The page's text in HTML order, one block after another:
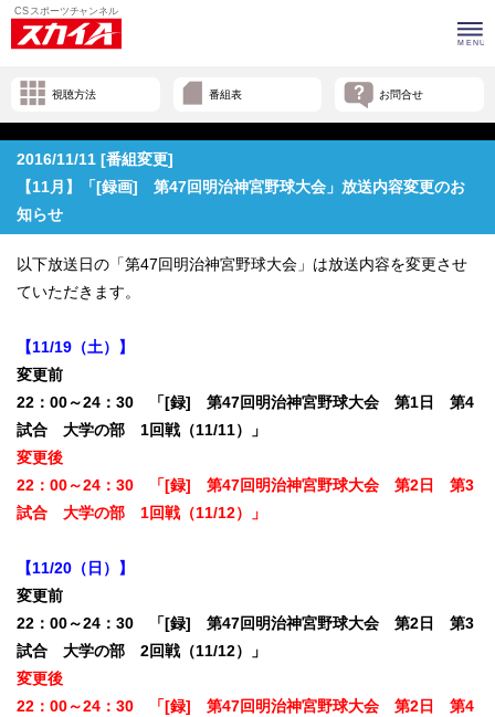
視聴方法 番組表 お問合せ
2016/11/11 [番組変更]
【11月】「[録画] 第47回明治神宮野球大会」放送内容変更のお
知らせ
以下放送日の「第47回明治神宮野球大会」は放送内容を変更させ
ていただきます。
【11/19（土）】
変更前
22：00～24：30 「[録] 第47回明治神宮野球大会 第1日 第4
試合 大学の部 1回戦（11/11）」
変更後
22：00～24：30 「[録] 第47回明治神宮野球大会 第2日 第3
試合 大学の部 1回戦（11/12）」
【11/20（日）】
変更前
22：00～24：30 「[録] 第47回明治神宮野球大会 第2日 第3
試合 大学の部 2回戦（11/12）」
変更後
22：00～24：30 「[録] 第47回明治神宮野球大会 第2日 第4